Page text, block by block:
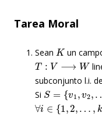
Tarea Moral
Sean
K
un
T:V⟶ W
subconjunto l.i. de
Si
S={v1,v2 … ,vk
∀i∈ 1 ,2,…,k}(T